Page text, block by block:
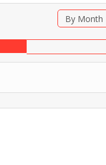
By Month